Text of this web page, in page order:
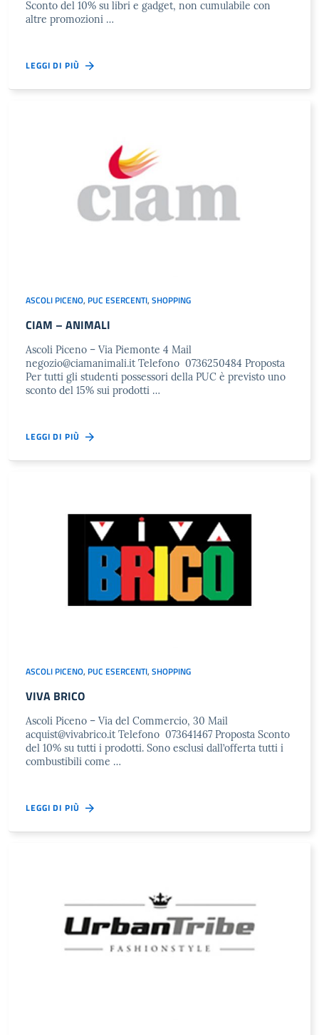
Sconto del 10% su libri e gadget, non cumulabile con
altre promozioni …
LEGGI DI PIÙ
ASCOLI PICENO, PUC ESERCENTI, SHOPPING
CIAM – ANIMALI
Ascoli Piceno – Via Piemonte 4 Mail
negozio@ciamanimali.itTelefono 0736250484 Proposta
Per tutti gli studenti possessori della PUC è previsto uno
sconto del 15% sui prodotti …
LEGGI DI PIÙ
ASCOLI PICENO, PUC ESERCENTI, SHOPPING
VIVA BRICO
Ascoli Piceno – Via del Commercio, 30 Mail
acquist@vivabrico.itTelefono 073641467 Proposta Sconto
del 10% su tutti i prodotti. Sono esclusi dall’offerta tutti i
combustibili come …
LEGGI DI PIÙ